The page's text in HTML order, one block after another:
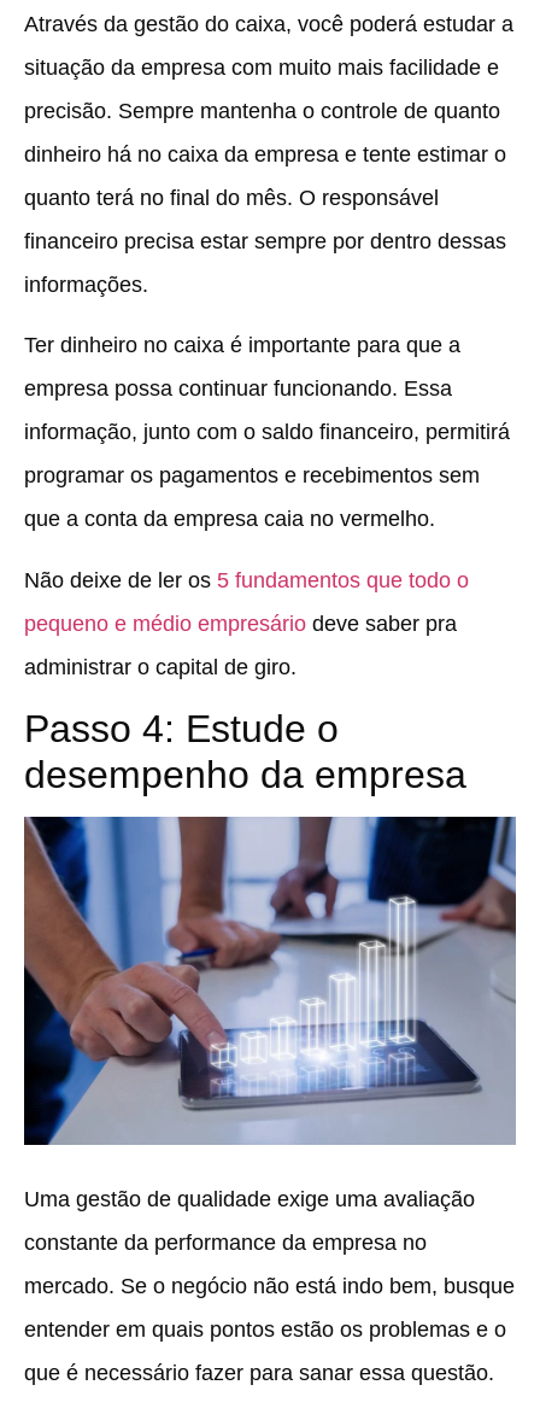
Através da gestão do caixa, você poderá estudar a
situação da empresa com muito mais facilidade e
precisão. Sempre mantenha o controle de quanto
dinheiro há no caixa da empresa e tente estimar o
quanto terá no final do mês. O responsável
financeiro precisa estar sempre por dentro dessas
informações.
Ter dinheiro no caixa é importante para que a
empresa possa continuar funcionando. Essa
informação, junto com o saldo financeiro, permitirá
programar os pagamentos e recebimentos sem
que a conta da empresa caia no vermelho.
Não deixe de ler os 5 fundamentos que todo o
pequeno e médio empresário deve saber pra
administrar o capital de giro.
Passo 4: Estude o
desempenho da empresa
Uma gestão de qualidade exige uma avaliação
constante da performance da empresa no
mercado. Se o negócio não está indo bem, busque
entender em quais pontos estão os problemas e o
que é necessário fazer para sanar essa questão.